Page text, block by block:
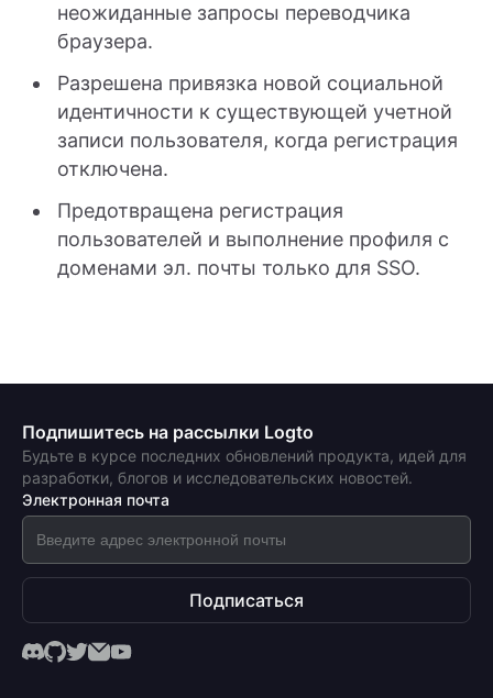
неожиданные запросы переводчика
браузера.
Разрешена привязка новой социальной
идентичности к существующей учетной
записи пользователя, когда регистрация
отключена.
Предотвращена регистрация
пользователей и выполнение профиля с
доменами эл. почты только для SSO.
Подпишитесь на рассылки Logto
Будьте в курсе последних обновлений продукта, идей для
разработки, блогов и исследовательских новостей.
Электронная почта
Подписаться